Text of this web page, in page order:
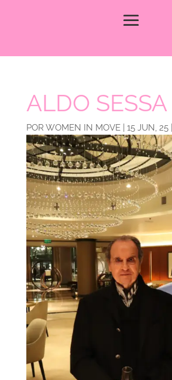
ALDO SESSA
POR WOMEN IN MOVE| 15 JUN, 25|